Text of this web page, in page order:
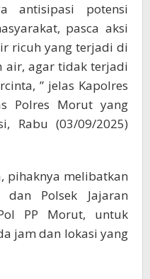
antisipasi potensi
pasca aksi
ricuh yang terjadi di
air, agar tidak terjadi
” jelas Kapolres
Polres Morut yang
Rabu (03/09/2025)
pihaknya melibatkan
dan Polsek Jajaran
PP Morut, untuk
jam dan lokasi yang